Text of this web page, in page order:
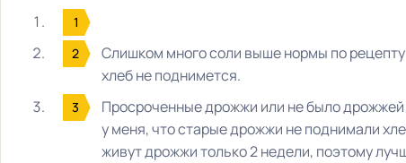
Слишком много соли выше нормы по
хлеб не поднимется.
Просроченные дрожжи или не было дрожжей
у меня, что старые дрожжи не поднимали
живут дрожжи только 2 недели, поэтому